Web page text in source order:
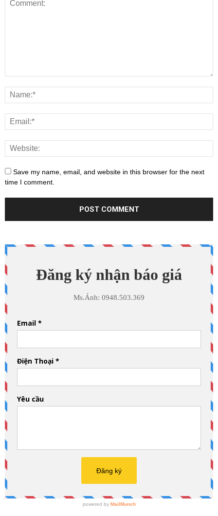
Save my name, email, and website in this browser for the next
time I comment.